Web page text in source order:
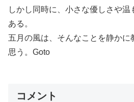
しかし同時に、小さな優しさや温
ある。
五月の風は、そんなことを静かに
思う。Goto
コメント